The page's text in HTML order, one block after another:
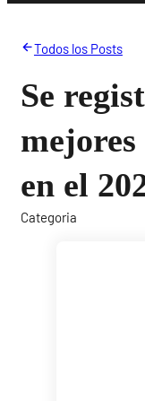
Todos los Posts
Se
mejores
en el
Categoria